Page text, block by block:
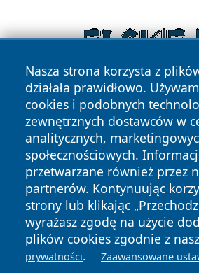
Nasza strona korzysta z
działała prawidłowo.
cookies i podobnych
zewnętrznych dostawców w
analitycznych,
społecznościowych.
przetwarzane również przez
partnerów. Kontynuując
strony lub klikając
wyrażasz zgodę na użycie
plików cookies zgodnie z
prywatności. Zaawansowane
Copyright © 2026 nowosadecki24.pl
zastrzeżone.
News Autorzy
Polityka
Prywatności